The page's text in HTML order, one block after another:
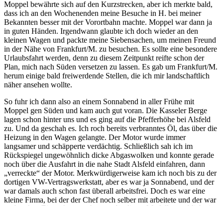
Moppel bewährte sich auf den Kurzstrecken, aber ich merkte bald,
dass ich an den Wochenenden meine Besuche in H. bei meiner
Bekannten besser mit der Vorortbahn machte. Moppel war dann ja
in guten Händen. Irgendwann glaubte ich doch wieder an den
kleinen Wagen und packte meine Siebensachen, um meinen Freund
in der Nähe von Frankfurt/M. zu besuchen. Es sollte eine besondere
Urlaubsfahrt werden, denn zu diesem Zeitpunkt reifte schon der
Plan, mich nach Süden versetzen zu lassen. Es gab um Frankfurt/M.
herum einige bald freiwerdende Stellen, die ich mir landschaftlich
näher ansehen wollte.
So fuhr ich dann also an einem Sonnabend in aller Frühe mit
Moppel gen Süden und kam auch gut voran. Die Kasseler Berge
lagen schon hinter uns und es ging auf die Pfefferhöhe bei Alsfeld
zu. Und da geschah es. Ich roch bereits verbranntes Öl, das über die
Heizung in den Wagen gelangte. Der Motor wurde immer
langsamer und schäpperte verdächtig. Schließlich sah ich im
Rückspiegel ungewöhnlich dicke Abgaswolken und konnte gerade
noch über die Ausfahrt in die nahe Stadt Alsfeld einfahren, dann
verreckte
der Motor. Merkwürdigerweise kam ich noch bis zu der
dortigen VW-Vertragswerkstatt, aber es war ja Sonnabend, und der
war damals auch schon fast überall arbeitsfrei. Doch es war eine
kleine Firma, bei der der Chef noch selber mit arbeitete und der war